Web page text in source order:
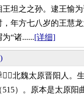
王坦之之孙。逮王愉
年方七八岁的王慧
“诸......[详细]
北魏太原晋阳人。生
）。原本是太原阳